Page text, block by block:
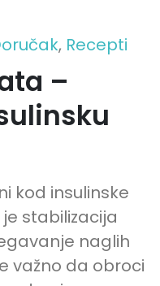
, Recepti
–
kod insulinske
stabilizacija
naglih
važno da obroci